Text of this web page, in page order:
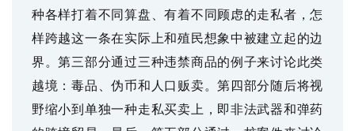
种各样打着不同算盘、有着不同顾虑的走私者，怎
样跨越这一条在实际上和殖民想象中被建立起的边
界。第三部分通过三种违禁商品的例子来讨论此类
越境：毒品、伪币和人口贩卖。第四部分随后将视
野缩小到单独一种走私买卖上，即非法武器和弹药